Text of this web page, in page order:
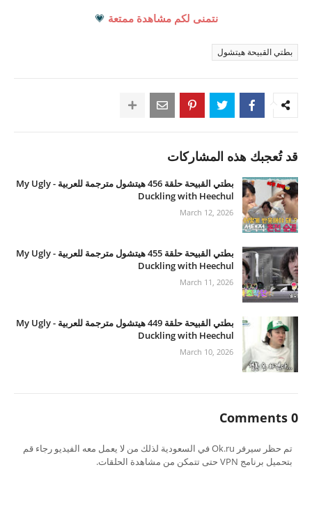
نتمنى لكم مشاهدة ممتعة 💗
بطتي القبيحة هيتشول
قد تُعجبك هذه المشاركات
بطتي القبيحة حلقة 456 هيتشول مترجمة للعربية - My Ugly
Duckling with Heechul
March 12, 2026
بطتي القبيحة حلقة 455 هيتشول مترجمة للعربية - My Ugly
Duckling with Heechul
March 11, 2026
بطتي القبيحة حلقة 449 هيتشول مترجمة للعربية - My Ugly
Duckling with Heechul
March 10, 2026
0 Comments
تم حظر سيرفر Ok.ru في السعودية لذلك من لا يعمل معه الفيديو رجاء قم
بتحميل برنامج VPN حتى تتمكن من مشاهدة الحلقات.